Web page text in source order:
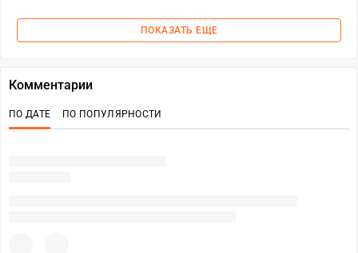
ПОКАЗАТЬ ЕЩЕ
Комментарии
ПО ДАТЕ ПО ПОПУЛЯРНОСТИ